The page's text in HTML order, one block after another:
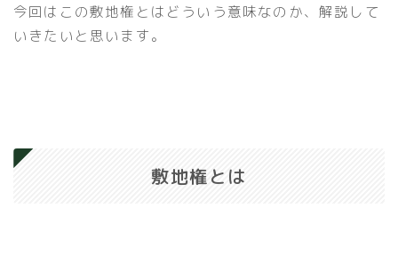
今回はこの敷地権とはどういう意味なのか、解説して
いきたいと思います。
敷地権とは